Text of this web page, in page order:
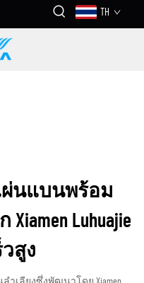
TH
นแบนพร้อม
Luhuajie
สูง